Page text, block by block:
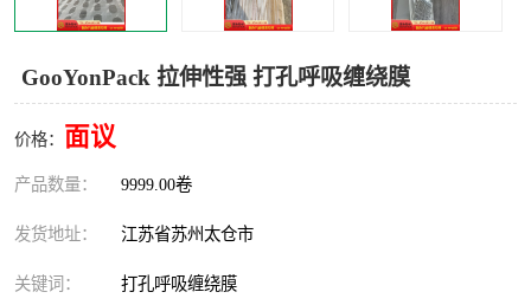
GooYonPack 拉伸性强 打孔呼吸缠绕膜
价格： 面议
产品数量： 9999.00卷
发货地址： 江苏省苏州太仓市
关键词： 打孔呼吸缠绕膜